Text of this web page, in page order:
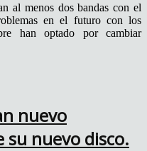
al menos dos bandas con el
en el futuro con los
han optado por cambiar
nuevo
su nuevo disco.